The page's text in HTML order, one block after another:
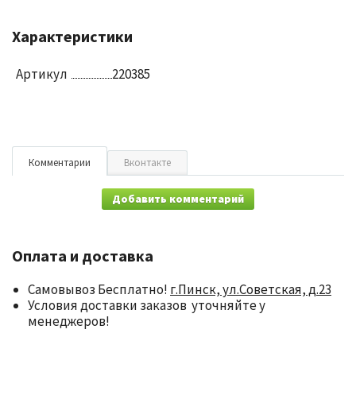
Характеристики
Артикул 220385
Комментарии Вконтакте
Добавить комментарий
Оплата и доставка
Самовывоз Бесплатно! г.Пинск, ул.Советская, д.23
Условия доставки заказов уточняйте у
менеджеров!